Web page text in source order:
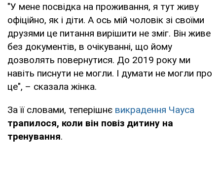
"У мене посвідка на проживання, я тут живу
офіційно, як і діти. А ось мій чоловік зі своїми
друзями це питання вирішити не зміг. Він живе
без документів, в очікуванні, що йому
дозволять повернутися. До 2019 року ми
навіть писнути не могли. І думати не могли про
це", – сказала жінка.
За її словами, теперішнє викрадення Чауса
трапилося, коли він повіз дитину на
тренування.